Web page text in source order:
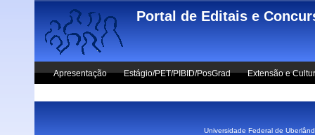
Skip to main content
Portal de Editais e
Apresentação Estágio/PET/PIBID/PosGrad Extensão e
Universidade Federal de